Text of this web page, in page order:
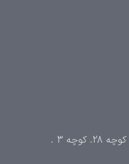
آدرس:قم. خیابان کوه سفید. کوچه 28. کوچه 3 .